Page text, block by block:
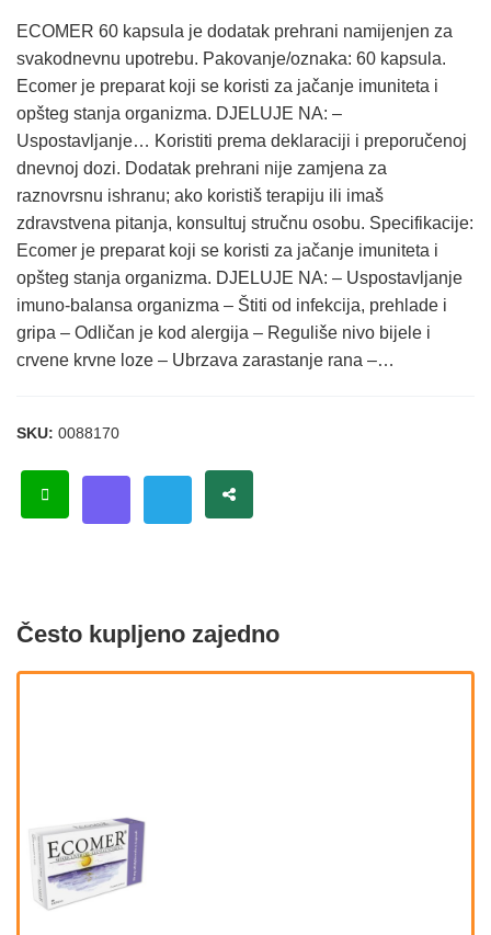
ECOMER 60 kapsula je dodatak prehrani namijenjen za
svakodnevnu upotrebu. Pakovanje/oznaka: 60 kapsula.
Ecomer je preparat koji se koristi za jačanje imuniteta i
opšteg stanja organizma. DJELUJE NA: –
Uspostavljanje… Koristiti prema deklaraciji i preporučenoj
dnevnoj dozi. Dodatak prehrani nije zamjena za
raznovrsnu ishranu; ako koristiš terapiju ili imaš
zdravstvena pitanja, konsultuj stručnu osobu. Specifikacije:
Ecomer je preparat koji se koristi za jačanje imuniteta i
opšteg stanja organizma. DJELUJE NA: – Uspostavljanje
imuno-balansa organizma – Štiti od infekcija, prehlade i
gripa – Odličan je kod alergija – Reguliše nivo bijele i
crvene krvne loze – Ubrzava zarastanje rana –…
SKU: 0088170
Često kupljeno zajedno